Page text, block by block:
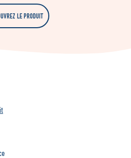
LE PRODUIT